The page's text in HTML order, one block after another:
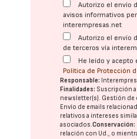
Autorizo el envío
avisos informativos
interempresas.net
Autorizo el envío
de terceros vía
He leído y acepto
Política de Protección
Responsable:
Finalidades: Suscripción
newsletter(s). Gestión de
Envío de emails
relativos a intereses
asociados.Conservación:
relación con Ud., o